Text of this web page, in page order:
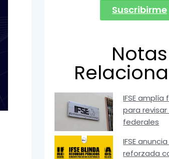
Suscribirme
Notas
IFSE
para
federales
IFSE
reforzada